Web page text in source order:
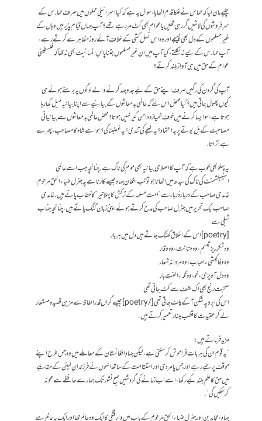
چلیے مان لیا کہ حماس نے غلط قدم اٹھایا، سوال یہ ہے کہ کیا اسرائیلی حملوں میں صرف حما.س کے
سرفروشوں کی لاشیں گر رہی تھیں یا عوام بھی کٹ مر رہے تھے؟ آپ جہاں قیام پذیر ہیں وہاں کے
غیر مسلموں کے دل بھی پسیجے اور وہ اس نسل کشی کے خلاف آئے روز مظاہرے کرتے رہے،
آپ حما.س کے لیے نہ نکلتے، کیا آپ میں ان غیر مسلموں جتنا پاسِ انسانیت بھی نہ تھا کہ فلسطینی
عوام کے حق میں ہی آواز بلند کرتے؟
آپ کی گردن کی رگیں صرف اپنے حق کے لیے جد و جہد کرنے والے لوگوں پہ برستے ہوئے ہی
کیوں پھول جاتی ہیں؟ کیا محض اس لئے کہ عالمی بدمعاشوں کے بیانیے سے اپنا بیانیہ میل کھا رہا
ہوتا ہے، سو ایسا کرنے میں خوفِ خمیازہ دامن گیر نہیں ہوتا؟ محض عالمی بدمعاشوں سے بیانیاتی
مصاحبت کے بل بوتے پر یہ اعتماد؟ یہ لہجے کی تندی؟ یہ غضبناکی؟ ہوا ہے شاہ کا مصاحب، پھرے
ہے اتراتا.
یہ پہلو بھی خوب ہے کہ آپ کا اصلاحی بیانیہ بھی موم کی ناک ہے. چنانچہ جب اسے عالمی
اسٹیبلشمنٹ کی ناک کی سیدھ میں اٹھانا ہو تو تب افغان جہاد جیسے کارنامے پہ جنرل ضیاء الحق مرحوم
غامدی صاحب کے دربارِ دُربار سے ” امت مسلمہ کے ترکش کا پہلا تیر ” کا خطاب پاتے ہیں. غامدی
صاحب ایک تحریر میں جنرل صاحب کی مدح کرتے ہوئے اپنی زبان گنگ پاتے ہیں، چنانچہ جنابِ
شبلی سے
[poetry]اس کے اخلاق کھٹک جاتے ہیں دل میں ہر بار
وہ شکر ریز تبسم، وہ متانت، وہ وقار
وہ وفا کیشیء احباب، وہ مردانہ شعار
وہ دل آویزیء خو، وہ نگہء الفت بار
صحبتِ رنج بھی اک لطف سے کٹ جاتی تھی
اس کی ابرو پہ شکن آکے پلٹ جاتی تھی[/poetry] جیسے گراں قدر الفاظ سے مزین قصیدہ مستعار
لے کر عقیدت کا قطب مینار تعمیر کرتے ہیں.
مزید فرماتے ہیں :
” یہ قوم ان کی ہر بات فراموش کرسکتی ہے، لیکن جہادِ افغانستان کے معاملے میں وہ جس طرح اپنے
موقف پر جمے رہے اور جس پامردی اور استقامت کے ساتھ انہوں نے فرزندانِ لینن کے مقابلے
میں حق کا عَلم بلند کیے رکھا، اسے اب زمانے کی گردشیں صبحِ نشور تک ہمارے حافظے سے محو نہ
کرسکیں گی “.
جہاد ، مجاہدین اور جنرل ضیاء الحق مرحوم کے باب میں وارفتگی کا ایک وہ عالم تھا اور ایک یہ عالم ہے